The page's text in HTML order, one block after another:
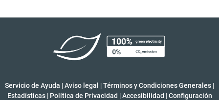
Servicio de Ayuda |Aviso legal |Términos y Condiciones Generales |
Estadísticas | Política de Privacidad | Accesibilidad | Configuración